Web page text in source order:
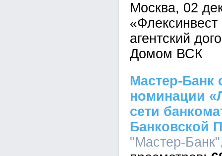
Москва, 02
агентский
Домом ВСК
Мастер-Банк
номинации
сети
Банковской
"Мастер-